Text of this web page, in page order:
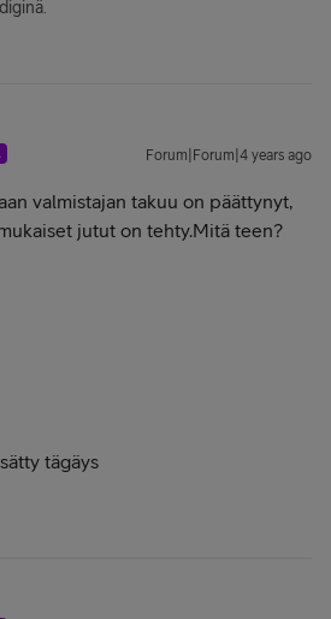
Forum|Forum|4 years ago
valmistajan takuu on päättynyt,
jutut on tehty.Mitä teen?
tägäys